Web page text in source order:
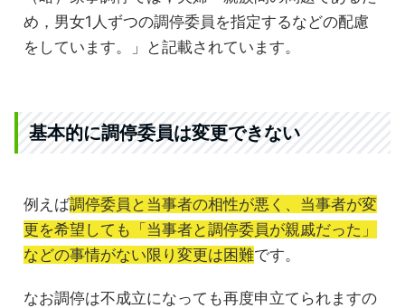
め，男女1人ずつの調停委員を指定するなどの配慮
をしています。」と記載されています。
基本的に調停委員は変更できない
例えば調停委員と当事者の相性が悪く、当事者が変
更を希望しても「当事者と調停委員が親戚だった」
などの事情がない限り変更は困難です。
なお調停は不成立になっても再度申立てられますの